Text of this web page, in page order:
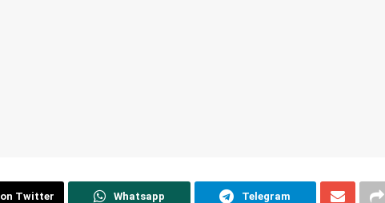
Twitter Whatsapp Telegram